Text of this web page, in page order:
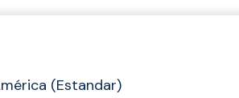
(Estandar)